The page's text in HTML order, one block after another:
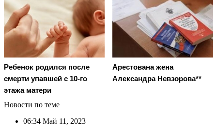
Ребенок родился после
смерти упавшей с 10-го
этажа матери
Арестована жена
Александра Невзорова**
Новости по теме
06:34 Май 11, 2023